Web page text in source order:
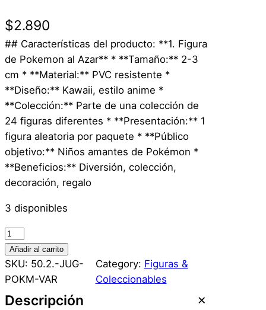
$2.890
## Características del producto: **1. Figura
de Pokemon al Azar** * **Tamaño:** 2-3
cm * **Material:** PVC resistente *
**Diseño:** Kawaii, estilo anime *
**Colección:** Parte de una colección de
24 figuras diferentes * **Presentación:** 1
figura aleatoria por paquete * **Público
objetivo:** Niños amantes de Pokémon *
**Beneficios:** Diversión, colección,
decoración, regalo
3 disponibles
1
u
n
.
d
Añadir al carrito
SKU: 50.2.-JUG-
POKM-VAR
Category: Figuras &
Coleccionables
Descripción